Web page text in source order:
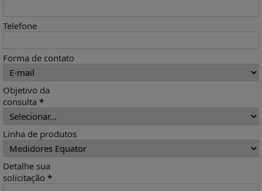
Telefone
Forma de contato
Objetivo da
consulta *
Linha de produtos
Detalhe sua
solicitação *